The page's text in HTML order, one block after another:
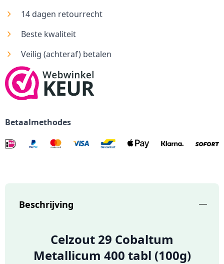
14 dagen retourrecht
Beste kwaliteit
Veilig (achteraf) betalen
Betaalmethodes
Beschrijving
Celzout 29 Cobaltum
Metallicum 400 tabl (100g)